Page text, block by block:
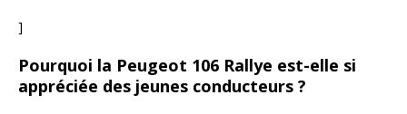
]
Pourquoi la Peugeot 106 Rallye est-elle si
appréciée des jeunes conducteurs ?